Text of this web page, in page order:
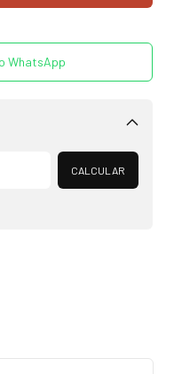
WhatsApp
Alterar CEP
CALCULAR